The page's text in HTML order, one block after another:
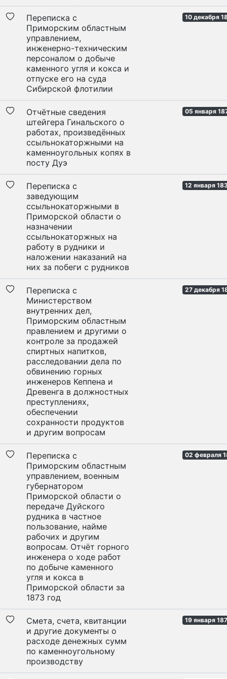
Переписка с
Приморским областным
управлением,
инженерно-техническим
персоналом о добыче
каменного угля и кокса и
отпуске его на суда
Сибирской флотилии
10 декабря
Отчётные сведения
штейгера Гинальского о
работах, произведённых
ссыльнокаторжными на
каменноугольных копях в
посту Дуэ
05 января
Переписка с
заведующим
ссыльнокаторжными в
Приморской области о
назначении
ссыльнокаторжных на
работу в рудники и
наложении наказаний на
них за побеги с рудников
12 января
Переписка с
Министерством
внутренних дел,
Приморским областным
правлением и другими о
контроле за продажей
спиртных напитков,
расследовании дела по
обвинению горных
инженеров Кеппена и
Древенга в должностных
преступлениях,
обеспечении
сохранности продуктов
и другим вопросам
27 декабря
Переписка с
Приморским областным
управлением, военным
губернатором
Приморской области о
передаче Дуйского
рудника в частное
пользование, найме
рабочих и другим
вопросам. Отчёт горного
инженера о ходе работ
по добыче каменного
угля и кокса в
Приморской области за
1873 год
02 февраля
Смета, счета, квитанции
и другие документы о
расходе денежных сумм
по каменноугольному
производству
19 января